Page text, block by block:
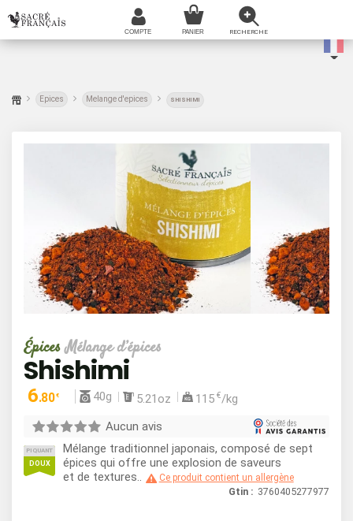
Epices Melange d'epices SHISHIMI
ÉpicesMélange d’épices
Shishimi
6.80 € 40g 5.21oz 115 €/kg
Aucun avis
PIQUANT
DOUX
Mélange traditionnel japonais, composé de sept
épices qui offre une explosion de saveurs
et de textures..
Ce produit contient un allergène
Gtin : 3760405277977